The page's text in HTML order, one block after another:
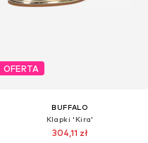
OFERTA
BUFFALO
Klapki 'Kira'
304,11 zł